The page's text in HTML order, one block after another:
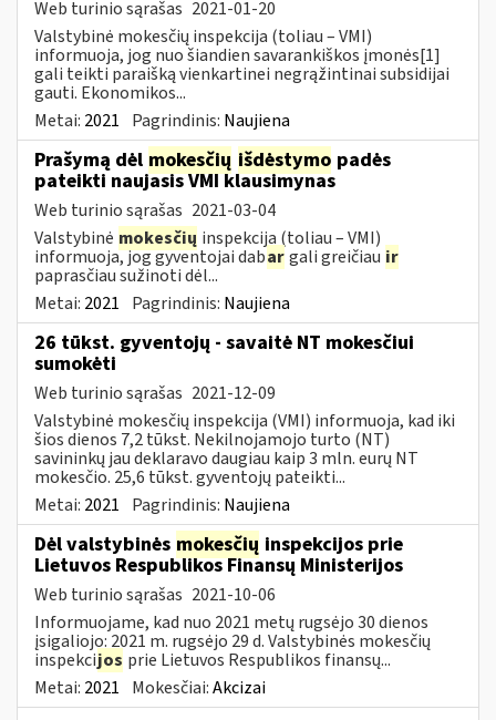
Web turinio sąrašas 2021-01-20
Valstybinė mokesčių inspekcija (toliau – VMI)
informuoja, jog nuo šiandien savarankiškos įmonės[1]
gali teikti paraišką vienkartinei negrąžintinai subsidijai
gauti. Ekonomikos...
Metai: 2021 Pagrindinis: Naujiena
Prašymą dėl mokesčių išdėstymo padės
pateikti naujasis VMI klausimynas
Web turinio sąrašas 2021-03-04
Valstybinė mokesčių inspekcija (toliau – VMI)
informuoja, jog gyventojai dabargali greičiau ir
paprasčiau sužinoti dėl...
Metai: 2021 Pagrindinis: Naujiena
26 tūkst. gyventojų - savaitė NT mokesčiui
sumokėti
Web turinio sąrašas 2021-12-09
Valstybinė mokesčių inspekcija (VMI) informuoja, kad iki
šios dienos 7,2 tūkst. Nekilnojamojo turto (NT)
savininkų jau deklaravo daugiau kaip 3 mln. eurų NT
mokesčio. 25,6 tūkst. gyventojų pateikti...
Metai: 2021 Pagrindinis: Naujiena
Dėl valstybinės mokesčių inspekcijos prie
Lietuvos Respublikos Finansų Ministerijos
Web turinio sąrašas 2021-10-06
Informuojame, kad nuo 2021 metų rugsėjo 30 dienos
įsigaliojo: 2021 m. rugsėjo 29 d. Valstybinės mokesčių
inspekcijos prie Lietuvos Respublikos finansų...
Metai: 2021 Mokesčiai:Akcizai